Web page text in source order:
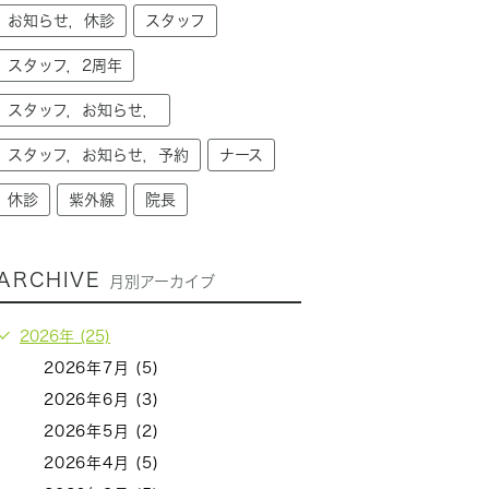
お知らせ，休診 スタッフ
スタッフ，2周年
スタッフ，お知らせ，
スタッフ，お知らせ，予約 ナース
休診 紫外線 院長
月別アーカイブ
2026年 (25)
2026年7月 (5)
2026年6月 (3)
2026年5月 (2)
2026年4月 (5)